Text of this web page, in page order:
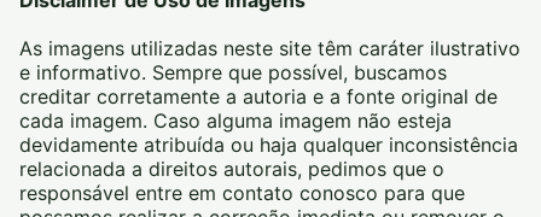
As imagens utilizadas neste site têm caráter ilustrativo
e informativo. Sempre que possível, buscamos
creditar corretamente a autoria e a fonte original de
cada imagem. Caso alguma imagem não esteja
devidamente atribuída ou haja qualquer inconsistência
relacionada a direitos autorais, pedimos que o
responsável entre em contato conosco para que